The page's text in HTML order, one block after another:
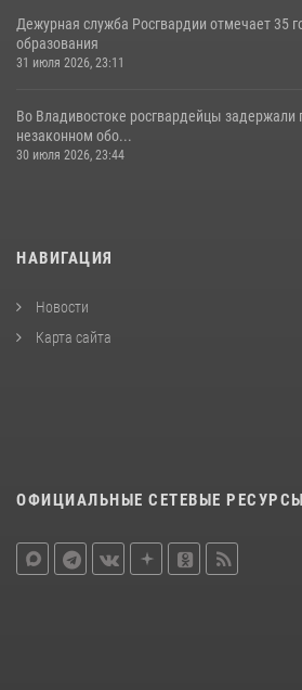
Дежурная служба Росгвардии отмечает 35
образования
31 июля 2026, 23:11
Во Владивостоке росгвардейцы задержали
незаконном обо...
30 июля 2026, 23:44
НАВИГАЦИЯ
Новости
Карта сайта
ОФИЦИАЛЬНЫЕ СЕТЕВЫЕ РЕСУРСЫ